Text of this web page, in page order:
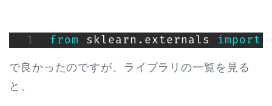
from sklearn . externals import
で良かったのですが、ライブラリの一覧を見る
と、